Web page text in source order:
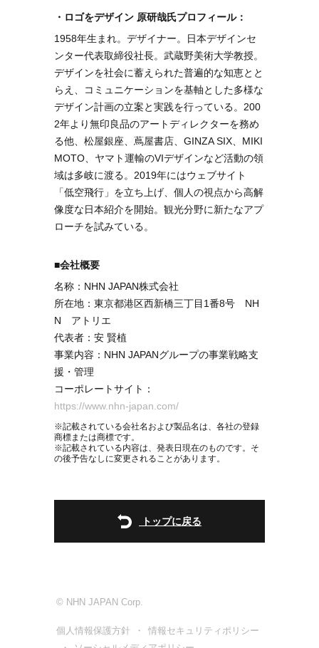
・ロゴをデザイン 原研哉氏プロフィール：
1958年生まれ。デザイナー。日本デザインセ
ンター代表取締役社長。武蔵野美術大学教授。
デザインを社会に蓄えられた普遍的な知恵とと
らえ、コミュニケーションを基軸とした多様な
デザイン計画の立案と実践を行っている。200
2年より無印良品のアートディレクターを務め
る他、松屋銀座、蔦屋書店、GINZA SIX、MIKI
MOTO、ヤマト運輸のVIデザインなど活動の領
域は多岐に渡る。2019年にはウェブサイト
「低空飛行」を立ち上げ、個人の視点から高解
像度な日本紹介を開始。観光分野に新たなアプ
ローチを試みている。
■会社概要
名称：NHN JAPAN株式会社
所在地：東京都港区西新橋三丁目1番8号 NH
N アトリエ
代表者：安 賢植
事業内容：NHN JAPANグループの事業戦略支
援・管理
コーポレートサイト：
https://www.nhn-japan.com/
※記載されている会社名および製品名は、各社の登録
商標または商標です。
※記載されている内容は、発表日現在のものです。そ
の後予告なしに変更されることがあります。
トップに戻る
© NHN JAPAN Corp.
個人情報保護方針
情報セキュリティポリシー